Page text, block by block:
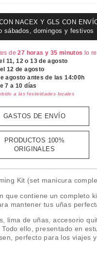
NACEX Y GLS CON
sábados, domingos y festivos
de27 horas y 35 minutos lo
11, 12 o 13 de agosto
12 de agosto
agosto antes de las 14:00h
7 a 10 días
a las festividades locales
GASTOS DE ENVÍO
PRODUCTOS 100%
ORIGINALES
Kit (set manicura
que contiene un completo
mantener tus uñas
lima de uñas, accesorio
ello, presentado en
perfecto para los viajes